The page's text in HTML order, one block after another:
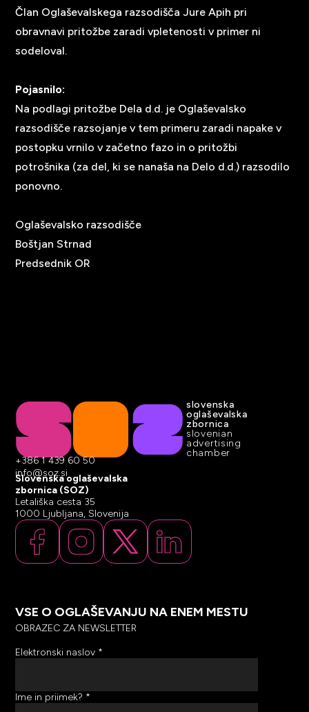
Član Oglaševalskega razsodišča Jure Apih pri
obravnavi pritožbe zaradi vpletenosti v primer ni
sodeloval.
Pojasnilo:
Na podlagi pritožbe Dela d.d. je Oglaševalsko
razsodišče razsojanje v tem primeru zaradi napake v
postopku vrnilo v začetno fazo in o pritožbi
potrošnika (za del, ki se nanaša na Delo d.d.) razsodilo
ponovno.
Oglaševalsko razsodišče
Boštjan Strnad
Predsednik OR
slovenska
oglaševalska
zbornica
slovenian
advertising
chamber
+386 1 439 60 50
info@soz.si
Slovenska oglaševalska
zbornica (SOZ)
Letališka cesta 35
1000 Ljubljana, Slovenija
VSE O OGLAŠEVANJU NA ENEM MESTU
OBRAZEC ZA NEWSLETTER
Elektronski naslov *
Ime in priimek? *